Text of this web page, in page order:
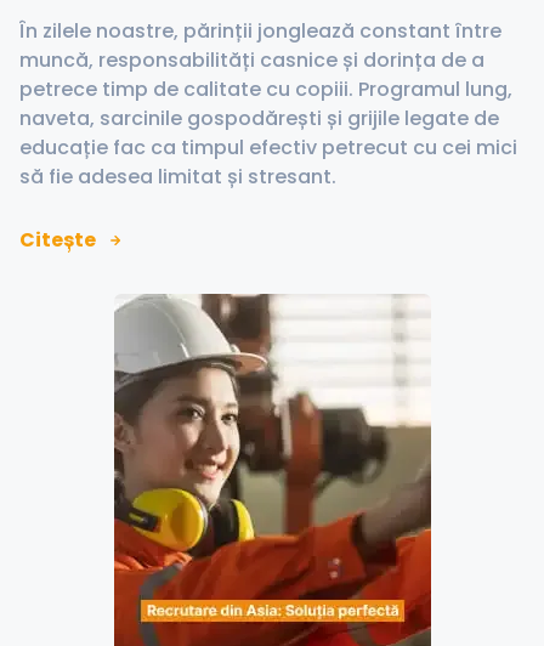
În zilele noastre, părinții jonglează constant între
muncă, responsabilități casnice și dorința de a
petrece timp de calitate cu copiii. Programul lung,
naveta, sarcinile gospodărești și grijile legate de
educație fac ca timpul efectiv petrecut cu cei mici
să fie adesea limitat și stresant.
Citește